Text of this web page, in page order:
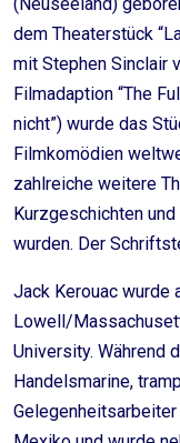
dem Theaterstück
mit Stephen Sinclair
Filmadaption “The
nicht”) wurde das
Filmkomödien
zahlreiche weitere
Kurzgeschichten
wurden. Der
Jack Kerouac wurde
Lowell/
University. Während
Handelsmarine,
Gelegenheitsarbeiter